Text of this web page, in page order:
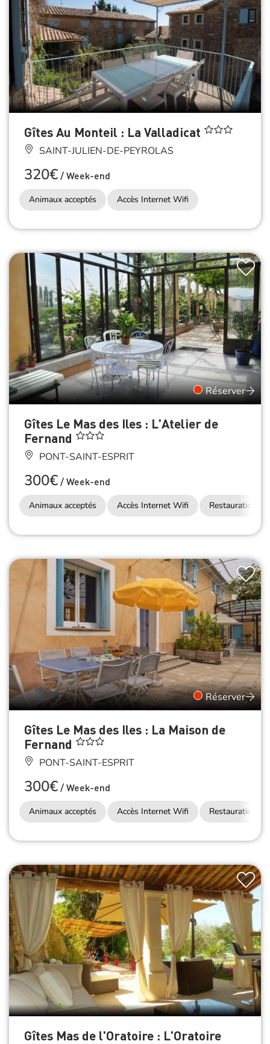
Gîtes Au Monteil : La Valladicat
SAINT-JULIEN-DE-PEYROLAS
320€/Week-end
Animaux acceptés Accès Internet Wifi
Réserver
Gîtes Le Mas des Iles : L'Atelier de
Fernand
PONT-SAINT-ESPRIT
300€/Week-end
Animaux acceptés Accès Internet Wifi Restauration
Réserver
Gîtes Le Mas des Iles : La Maison de
Fernand
PONT-SAINT-ESPRIT
300€/Week-end
Animaux acceptés Accès Internet Wifi Restauration
Gîtes Mas de l'Oratoire : L'Oratoire